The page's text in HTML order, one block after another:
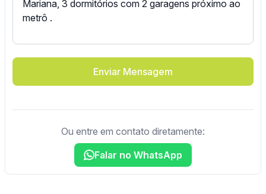
Enviar Mensagem
Ou entre em contato diretamente:
Falar no WhatsApp